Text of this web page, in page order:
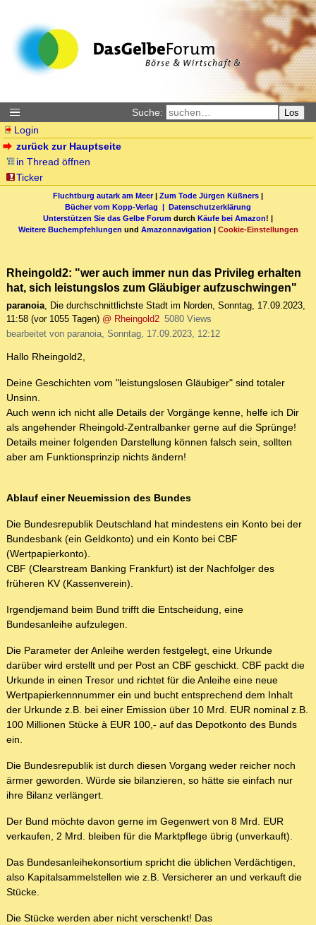
Suche: Los
Login
zurück zur Hauptseite
in Thread öffnen
Ticker
Fluchtburg autark am Meer| Zum Tode Jürgen Küßners |
Bücher vom Kopp-Verlag | Datenschutzerklärung
Unterstützen Sie das Gelbe Forum durch Käufe bei Amazon! |
Weitere Buchempfehlungen und Amazonnavigation | Cookie-Einstellungen
Rheingold2: "wer auch immer nun das Privileg erhalten
hat, sich leistungslos zum Gläubiger aufzuschwingen"
paranoia, Die durchschnittlichste Stadt im Norden, Sonntag, 17.09.2023,
11:58 (vor 1055 Tagen) @ Rheingold2 5080 Views
bearbeitet von paranoia, Sonntag, 17.09.2023, 12:12
Hallo Rheingold2,
Deine Geschichten vom "leistungslosen Gläubiger" sind totaler
Unsinn.
Auch wenn ich nicht alle Details der Vorgänge kenne, helfe ich Dir
als angehender Rheingold-Zentralbanker gerne auf die Sprünge!
Details meiner folgenden Darstellung können falsch sein, sollten
aber am Funktionsprinzip nichts ändern!
Ablauf einer Neuemission des Bundes
Die Bundesrepublik Deutschland hat mindestens ein Konto bei der
Bundesbank (ein Geldkonto) und ein Konto bei CBF
(Wertpapierkonto).
CBF (Clearstream Banking Frankfurt) ist der Nachfolger des
früheren KV (Kassenverein).
Irgendjemand beim Bund trifft die Entscheidung, eine
Bundesanleihe aufzulegen.
Die Parameter der Anleihe werden festgelegt, eine Urkunde
darüber wird erstellt und per Post an CBF geschickt. CBF packt die
Urkunde in einen Tresor und richtet für die Anleihe eine neue
Wertpapierkennnummer ein und bucht entsprechend dem Inhalt
der Urkunde z.B. bei einer Emission über 10 Mrd. EUR nominal z.B.
100 Millionen Stücke à EUR 100,- auf das Depotkonto des Bunds
ein.
Die Bundesrepublik ist durch diesen Vorgang weder reicher noch
ärmer geworden. Würde sie bilanzieren, so hätte sie einfach nur
ihre Bilanz verlängert.
Der Bund möchte davon gerne im Gegenwert von 8 Mrd. EUR
verkaufen, 2 Mrd. bleiben für die Marktpflege übrig (unverkauft).
Das Bundesanleihekonsortium spricht die üblichen Verdächtigen,
also Kapitalsammelstellen wie z.B. Versicherer an und verkauft die
Stücke.
Die Stücke werden aber nicht verschenkt! Das